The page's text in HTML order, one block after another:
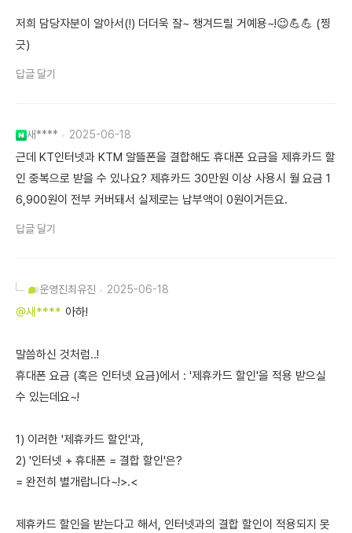
저희 담당자분이 알아서(!) 더더욱 잘~ 챙겨드릴 거예용~!😉💪💪 (찡
긋)
답글 달기
새**** 2025-06-18
근데 KT인터넷과 KTM 알뜰폰을 결합해도 휴대폰 요금을 제휴카드 할
인 중복으로 받을 수 있나요? 제휴카드 30만원 이상 사용시 월 요금 1
6,900원이 전부 커버돼서 실제로는 납부액이 0원이거든요.
답글 달기
운영진최유진 2025-06-18
@새**** 아하!
말씀하신 것처럼..!
휴대폰 요금 (혹은 인터넷 요금)에서 : '제휴카드 할인'을 적용 받으실
수 있는데요~!
1) 이러한 '제휴카드 할인'과,
2) '인터넷 + 휴대폰 = 결합 할인'은?
= 완전히 별개랍니다~!>.<
제휴카드 할인을 받는다고 해서, 인터넷과의 결합 할인이 적용되지 못